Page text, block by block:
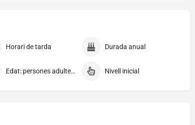
Horari de tarda Durada anual
Edat: persones adultes en general
Nivell inicial